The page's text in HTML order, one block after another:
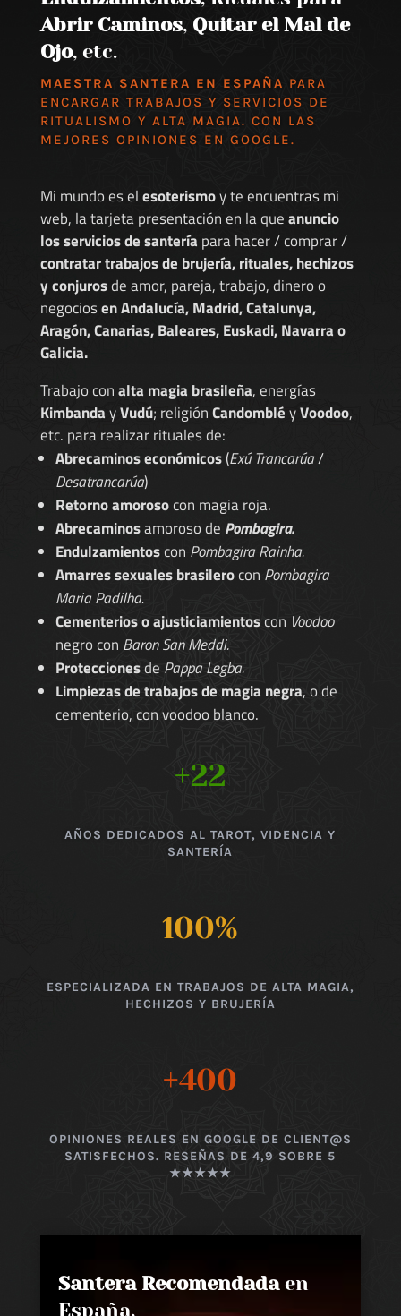
Abrir Caminos, Quitar el Mal de
Ojo, etc.
MAESTRA SANTERA EN ESPAÑA PARA
ENCARGAR TRABAJOS Y SERVICIOS DE
RITUALISMO Y ALTA MAGIA. CON LAS
MEJORES OPINIONES EN GOOGLE.
Mi mundo es elesoterismoy te encuentras mi
web, la tarjeta presentación en la queanuncio
los servicios de santería para hacer / comprar /
contratar trabajos de brujería, rituales, hechizos
y conjurosde amor, pareja, trabajo, dinero o
negociosen Andalucía, Madrid, Catalunya,
Aragón, Canarias, Baleares, Euskadi, Navarra o
Galicia.
Trabajo conalta magia brasileña, energías
KimbandayVudú; religiónCandombléyVoodoo,
etc. para realizar rituales de:
Abrecaminos económicos(Exú Trancarúa/
Desatrancarúa)
Retorno amorosocon magia roja.
Abrecaminosamoroso de Pombagira.
Endulzamientoscon Pombagira Rainha.
Amarres sexuales brasilerocon Pombagira
Maria Padilha.
Cementerios o ajusticiamientoscon Voodoo
negro con Baron San Meddi.
Proteccionesde Pappa Legba.
Limpiezas de trabajos de magia negra, o de
cementerio, con voodoo blanco.
+22
AÑOS DEDICADOS AL TAROT, VIDENCIA Y
SANTERÍA
100%
ESPECIALIZADA EN TRABAJOS DE ALTA MAGIA,
HECHIZOS Y BRUJERÍA
+400
OPINIONES REALES EN GOOGLE DE CLIENT@S
SATISFECHOS. RESEÑAS DE 4,9 SOBRE 5
★★★★★
Santera Recomendadaen
España,